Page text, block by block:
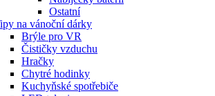
Ostatní
na vánoční dárky
Brýle pro VR
Čističky vzduchu
Hračky
Chytré hodinky
Kuchyňské spotřebiče